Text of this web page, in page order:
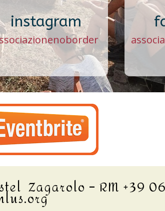
instagram
Zagarolo – RM +39